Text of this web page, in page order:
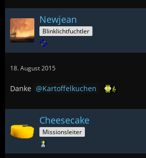
Newjean
Blinklichtfuchtler
18. August 2015
Danke Kartoffelkuchen
Cheesecake
Missionsleiter